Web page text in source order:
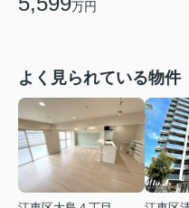
万円
よく見られている物件